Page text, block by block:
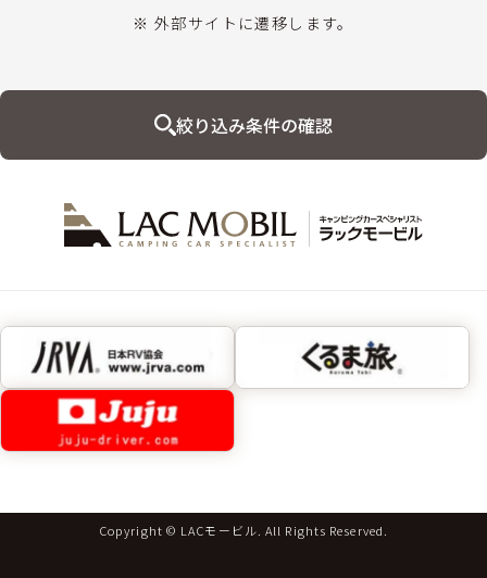
※ 外部サイトに遷移します。
絞り込み条件の確認
Copyright © LACモービル. All Rights Reserved.